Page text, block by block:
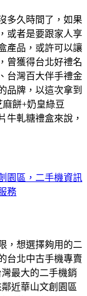
多久時間了，如果
或者是要跟家人享
產品，或許可以讓
曾獲得台北好禮名
台灣百大伴手禮金
品牌，以這次拿到
餅+奶皇綠豆
牛軋糖禮盒來說，
園區，二手機資訊
務
，想選擇夠用的二
台北中古手機專賣
最大的二手機銷
近華山文創園區